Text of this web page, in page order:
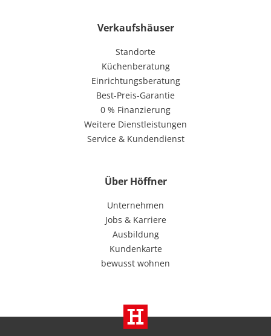
Verkaufshäuser
Standorte
Küchenberatung
Einrichtungsberatung
Best-Preis-Garantie
0 % Finanzierung
Weitere Dienstleistungen
Service & Kundendienst
Über Höffner
Unternehmen
Jobs & Karriere
Ausbildung
Kundenkarte
bewusst wohnen